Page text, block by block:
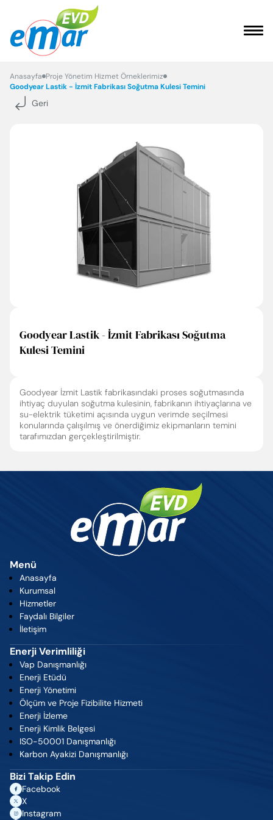
ANASAYFA
HİZMETLER
REFERANSLARIMIZ
FAYDALI BİLGİLER
İLETİŞİM
Anasayfa Proje Yönetim Hizmet Örneklerimiz
Goodyear Lastik - İzmit Fabrikası Soğutma Kulesi Temini
Geri
Goodyear Lastik - İzmit Fabrikası Soğutma
Kulesi Temini
Goodyear İzmit Lastik fabrikasındaki proses soğutmasında
ihtiyaç duyulan soğutma kulesinin, fabrikanın ihtiyaçlarına ve
su-elektrik tüketimi açısında uygun verimde seçilmesi
konularında çalışılmış ve önerdiğimiz ekipmanların temini
tarafımızdan gerçekleştirilmiştir.
Menü
Anasayfa
Kurumsal
Hizmetler
Faydalı Bilgiler
İletişim
Enerji Verimliliği
Vap Danışmanlığı
Enerji Etüdü
Enerji Yönetimi
Ölçüm ve Proje Fizibilite Hizmeti
Enerji İzleme
Enerji Kimlik Belgesi
ISO-50001 Danışmanlığı
Karbon Ayakizi Danışmanlığı
Bizi Takip Edin
Facebook
X
Instagram